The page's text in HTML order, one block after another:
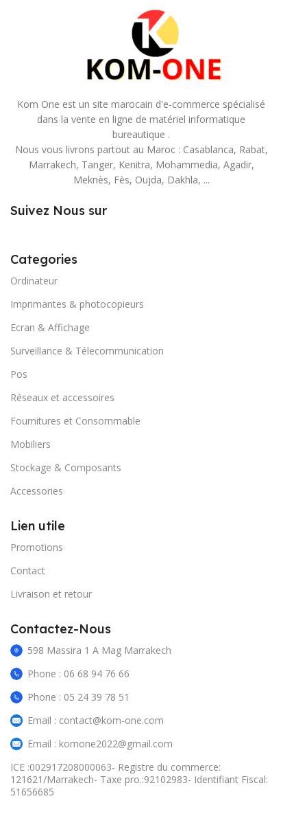
Kom One est un site marocain d'e-commerce spécialisé
dans la vente en ligne de matériel informatique
bureautique .
Nous vous livrons partout au Maroc : Casablanca, Rabat,
Marrakech, Tanger, Kenitra, Mohammedia, Agadir,
Meknès, Fès, Oujda, Dakhla, ...
Suivez Nous sur
Categories
Ordinateur
Imprimantes & photocopieurs
Ecran & Affichage
Surveillance & Télecommunication
Pos
Réseaux et accessoires
Fournitures et Consommable
Mobiliers
Stockage & Composants
Accessories
Lien utile
Promotions
Contact
Livraison et retour
Contactez-Nous
598 Massira 1 A Mag Marrakech
Phone : 06 68 94 76 66
Phone : 05 24 39 78 51
Email : contact@kom-one.com
Email : komone2022@gmail.com
ICE :002917208000063- Registre du commerce:
121621/Marrakech- Taxe pro.:92102983- Identifiant Fiscal:
51656685